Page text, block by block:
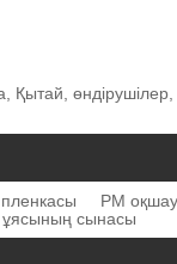
өндірушілер,
PM
сынасы